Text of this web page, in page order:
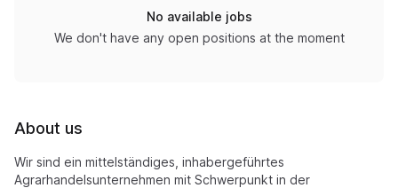
No available jobs
We don't have any open positions at the moment
About us
Wir sind ein mittelständiges, inhabergeführtes
Agrarhandelsunternehmen mit Schwerpunkt in der